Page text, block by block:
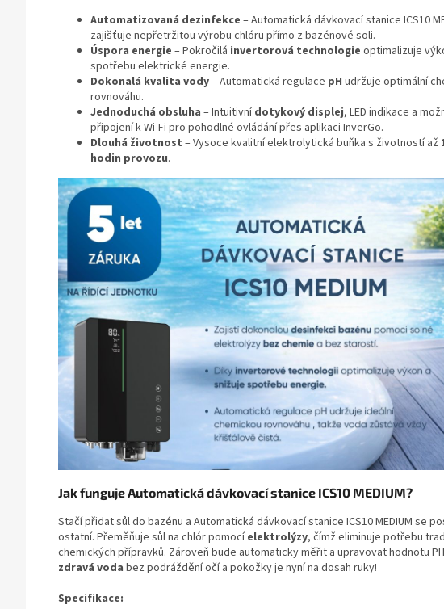
Automatizovaná dezinfekce – Automatická dávkovací stanice ICS10
zajišťuje nepřetržitou výrobu chlóru přímo z bazénové soli.
Úspora energie – Pokročilá invertorová technologie optimalizuje
spotřebu elektrické energie.
Dokonalá kvalita vody– Automatická regulace pH udržuje optimální
rovnováhu.
Jednoduchá obsluha – Intuitivnídotykový displej, LED indikace a
připojení k Wi-Fi pro pohodlné ovládání přes aplikaci InverGo.
Dlouhá životnost – Vysoce kvalitní elektrolytická buňka s životností až
hodin provozu.
Jak funguje Automatická dávkovací stanice ICS10 MEDIUM?
Stačí přidat sůl do bazénu a Automatická dávkovací stanice ICS10 MEDIUM se
ostatní. Přeměňuje sůl na chlór pomocíelektrolýzy, čímž eliminuje potřebu
chemických přípravků. Zároveň bude automaticky měřit a upravovat hodnotu
zdravá voda bez podráždění očí a pokožky je nyní na dosah ruky!
Specifikace: